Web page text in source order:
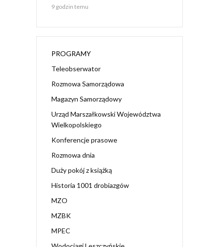
9 godzin temu
PROGRAMY
Teleobserwator
Rozmowa Samorządowa
Magazyn Samorządowy
Urząd Marszałkowski Województwa
Wielkopolskiego
Konferencje prasowe
Rozmowa dnia
Duży pokój z książką
Historia 1001 drobiazgów
MZO
MZBK
MPEC